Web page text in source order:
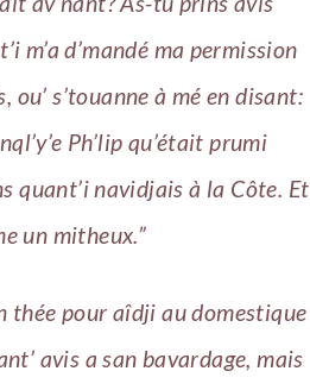
m’a d’mandé ma permission
ou’ s’touanne à mé en disant:
Ph’lip qu’était prumi
quant’i navidjais à la Côte. Et
un mitheux.”
thée pour aîdji au domestique
avis a san bavardage, mais